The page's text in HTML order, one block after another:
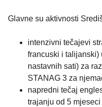
Glavne su aktivnosti
intenzivni tečajevi
francuski i talijanski)
nastavnih sati) za
STANAG 3 za
napredni tečaj
trajanju od 5